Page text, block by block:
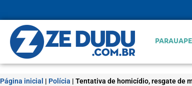
Página inicial | Polícia | Tentativa de homicídio, resgate de